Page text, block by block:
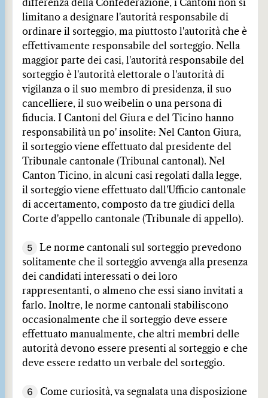
differenza della Confederazione, i Cantoni non si
limitano a designare l'autorità responsabile di
ordinare il sorteggio, ma piuttosto l'autorità che è
effettivamente responsabile del sorteggio. Nella
maggior parte dei casi, l'autorità responsabile del
sorteggio è l'autorità elettorale o l'autorità di
vigilanza o il suo membro di presidenza, il suo
cancelliere, il suo weibelin o una persona di
fiducia. I Cantoni del Giura e del Ticino hanno
responsabilità un po' insolite: Nel Canton Giura,
il sorteggio viene effettuato dal presidente del
Tribunale cantonale (Tribunal cantonal). Nel
Canton Ticino, in alcuni casi regolati dalla legge,
il sorteggio viene effettuato dall'Ufficio cantonale
di accertamento, composto da tre giudici della
Corte d'appello cantonale (Tribunale di appello).
5
Le norme cantonali sul sorteggio prevedono
solitamente che il sorteggio avvenga alla presenza
dei candidati interessati o dei loro
rappresentanti, o almeno che essi siano invitati a
farlo. Inoltre, le norme cantonali stabiliscono
occasionalmente che il sorteggio deve essere
effettuato manualmente, che altri membri delle
autorità devono essere presenti al sorteggio e che
deve essere redatto un verbale del sorteggio.
6
Come curiosità, va segnalata una disposizione